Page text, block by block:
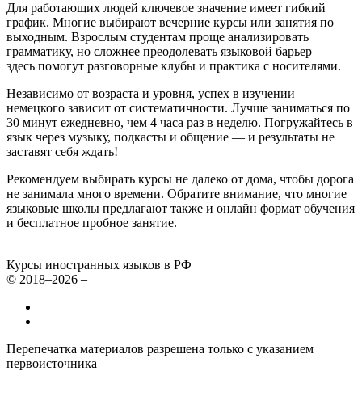
Для работающих людей ключевое значение имеет гибкий
график. Многие выбирают вечерние курсы или занятия по
выходным. Взрослым студентам проще анализировать
грамматику, но сложнее преодолевать языковой барьер —
здесь помогут разговорные клубы и практика с носителями.
Независимо от возраста и уровня, успех в изучении
немецкого зависит от систематичности. Лучше заниматься по
30 минут ежедневно, чем 4 часа раз в неделю. Погружайтесь в
язык через музыку, подкасты и общение — и результаты не
заставят себя ждать!
Рекомендуем выбирать курсы не далеко от дома, чтобы дорога
не занимала много времени. Обратите внимание, что многие
языковые школы предлагают также и онлайн формат обучения
и бесплатное пробное занятие.
Курсы иностранных языков в РФ
© 2018–2026 –
Перепечатка материалов разрешена только с указанием
первоисточника